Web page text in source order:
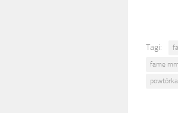
Tagi:
fame